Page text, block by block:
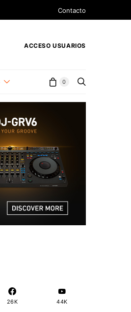
Contacto
ACCESO USUARIOS
0
26K 44K